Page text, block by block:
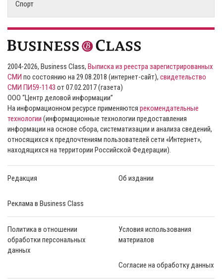
Спорт
2004-2026, Business Class, Выписка из реестра зарегистрированных
СМИ по состоянию на 29.08.2018 (интернет-сайт), свидетельство
СМИ ПИ59-1143 от 07.02.2017 (газета)
ООО “Центр деловой информации”
На информационном ресурсе применяются рекомендательные
технологии (информационные технологии предоставления
информации на основе сбора, систематизации и анализа сведений,
относящихся к предпочтениям пользователей сети «Интернет»,
находящихся на территории Российской Федерации).
Редакция Об издании
Реклама в Business Class
Политика в отношении
обработки персональных
данных
Условия использования
материалов
Согласие на обработку данных